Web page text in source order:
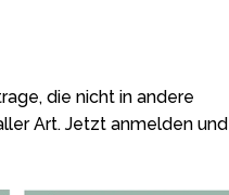
die nicht in andere
Art. Jetzt anmelden und